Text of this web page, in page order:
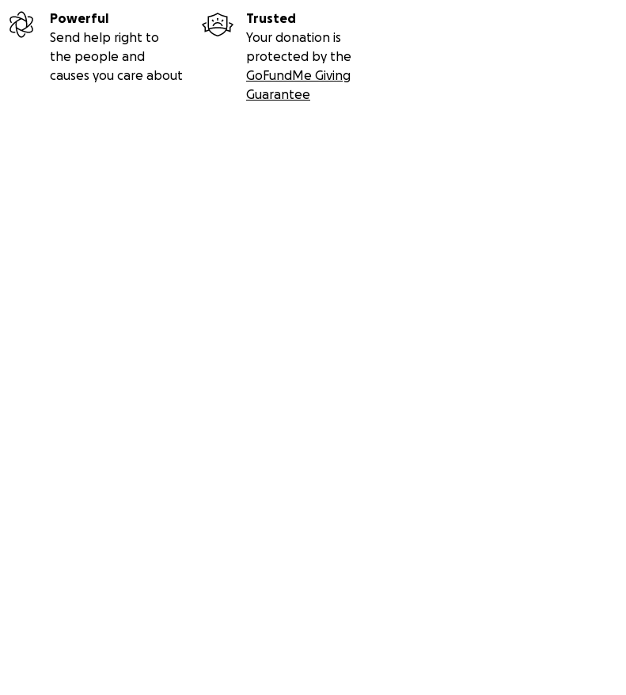
Powerful
Send help right to
the people and
causes you care about
Trusted
Your donation is
protected by the
GoFundMe Giving
Guarantee